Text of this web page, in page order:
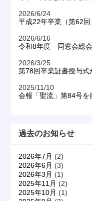
2026/6/24
平成22年卒業（第62
2026/6/16
令和8年度 同窓会総
2026/3/25
第78回卒業証書授与式
2025/11/10
会報「聖流」第84号を
過去のお知らせ
2026年7月 (2)
2026年6月 (3)
2026年3月 (1)
2025年11月 (2)
2025年10月 (1)